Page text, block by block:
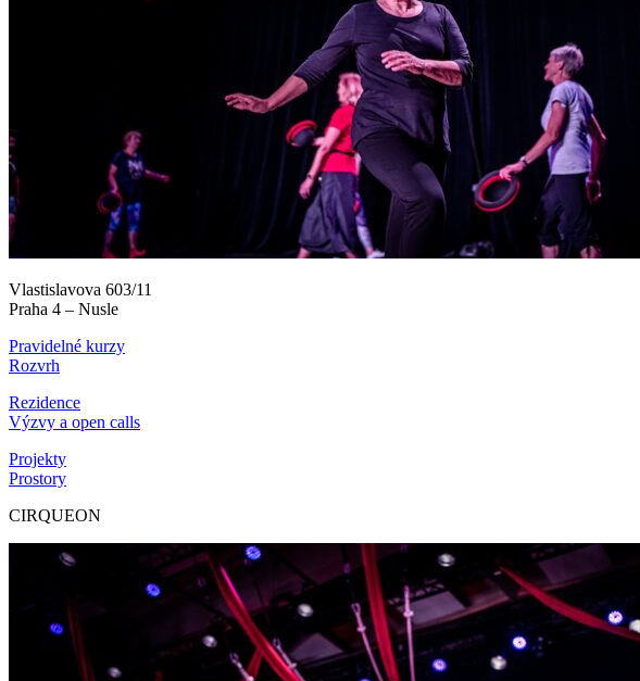
Vlastislavova 603/11
Praha 4 – Nusle
Pravidelné kurzy
Rozvrh
Rezidence
Výzvy a open calls
Projekty
Prostory
CIRQUEON